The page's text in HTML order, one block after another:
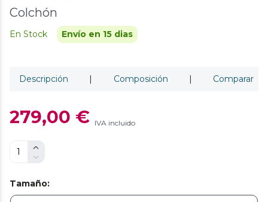
Colchón
En Stock Envío en 15 dias
Descripción | Composición | Comparar
279,00 € IVA incluido
Tamaño: